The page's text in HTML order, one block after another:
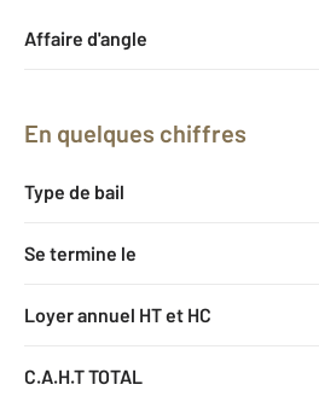
Affaire d'angle
En quelques chiffres
Type de bail
Se termine le
Loyer annuel HT et HC
C.A.H.T TOTAL